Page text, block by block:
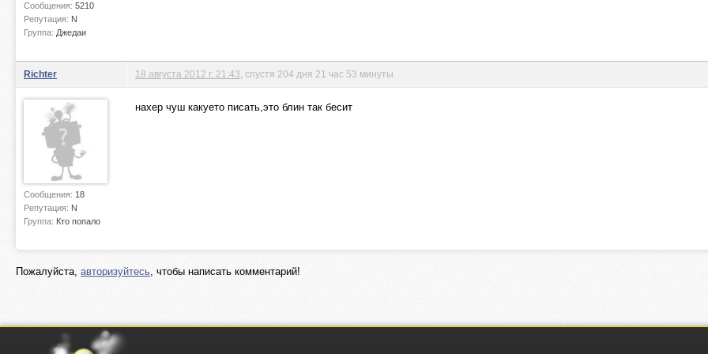
Сообщения: 5210
Репутация: N
Группа: Джедаи
Richter
Сообщения: 18
Репутация: N
Группа: Кто попало
18 августа 2012 г. 21:43 , спустя 204 дня 21 час 53 минуты
нахер чуш какуето писать,это блин так бесит
Пожалуйста, авторизуйтесь, чтобы написать комментарий!